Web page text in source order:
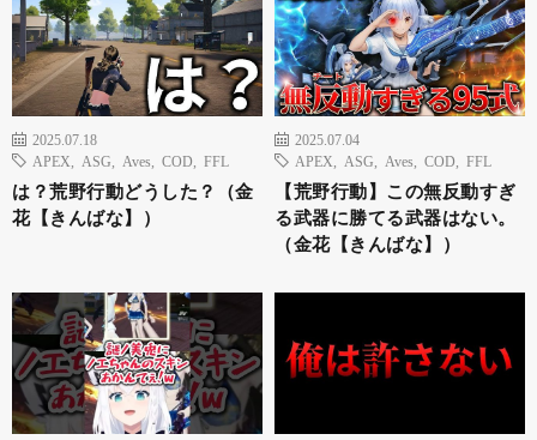
2025.07.18
APEX
ASG Aves COD FFL
は？荒野行動どうした？（金
花【きんばな】）
2025.07.04
APEX
ASG Aves COD FFL
【荒野行動】この無反動すぎ
る武器に勝てる武器はない。
（金花【きんばな】）